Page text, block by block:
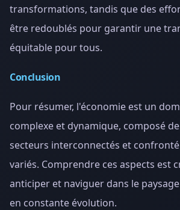
transformations, tandis que des
être redoublés pour garantir une
équitable pour tous.
Conclusion
Pour résumer, l'économie est un
complexe et dynamique, composé
secteurs interconnectés et
variés. Comprendre ces aspects est
anticiper et naviguer dans le
en constante évolution.